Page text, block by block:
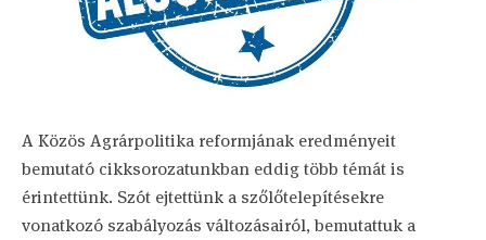
A Közös Agrárpolitika reformjának eredményeit
bemutató cikksorozatunkban eddig több témát is
érintettünk. Szót ejtettünk a szőlőtelepítésekre
vonatkozó szabályozás változásairól, bemutattuk a